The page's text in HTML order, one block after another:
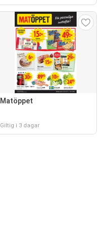
Matöppet
Giltig i 3 dagar